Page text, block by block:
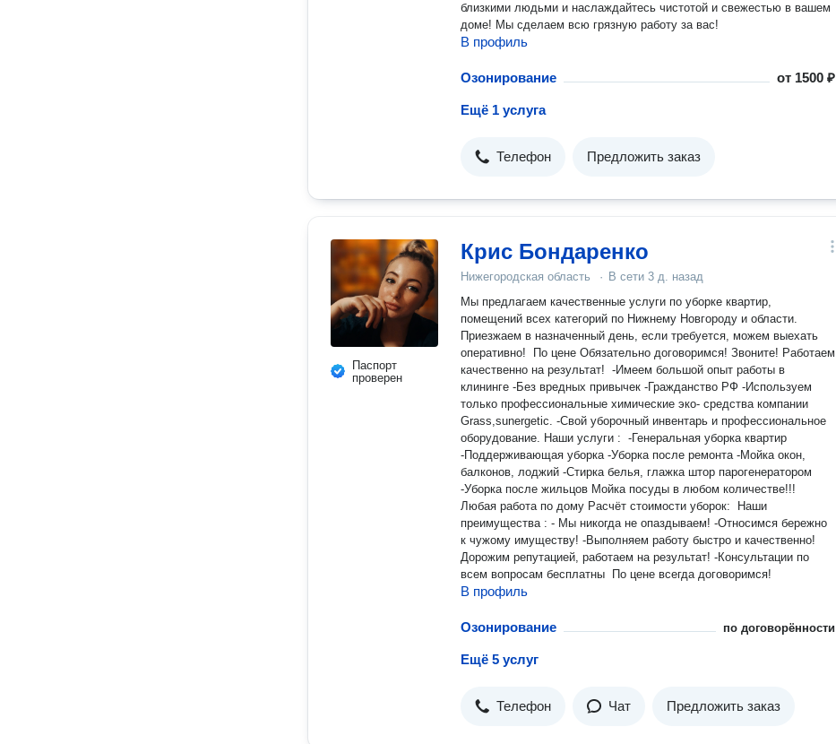
близкими людьми и наслаждайтесь чистотой и свежестью в вашем
доме! Мы сделаем всю грязную работу за вас!
В профиль
Озонирование от 1500 ₽
Ещё 1 услуга
Телефон Предложить заказ
Паспорт
проверен
Крис Бондаренко
Нижегородская область · В сети 3 д. назад
Мы предлагаем качественные услуги по уборке квартир,
помещений всех категорий по Нижнему Новгороду и области. ​
Приезжаем в назначенный день, если требуется, можем выехать
оперативно! ​ По цене Обязательно договоримся! Звоните! Работаем
качественно на результат! ​ -Имеем большой опыт работы в
клининге -Без вредных привычек -Гражданство РФ -Используем
только профессиональные химические эко- средства компании
Grass,sunergetic. -Свой уборочный инвентарь и профессиональное
оборудование. Наши услуги : ​ -Генеральная уборка квартир
-Поддерживающая уборка -Уборка после ремонта -Мойка окон,
балконов, лоджий -Стирка белья, глажка штор парогенератором
-Уборка после жильцов Мойка посуды в любом количестве!!! ​
Любая работа по дому Расчёт стоимости уборок: ​ Наши
преимущества : - Мы никогда не опаздываем! -Относимся бережно
к чужому имуществу! -Выполняем работу быстро и качественно!
Дорожим репутацией, работаем на результат! -Консультации по
всем вопросам бесплатны ​ По цене всегда договоримся!
В профиль
Озонирование по договорённости
Ещё 5 услуг
Телефон Чат Предложить заказ